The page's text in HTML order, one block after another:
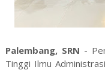
Palembang, SRN -
Tinggi Ilmu